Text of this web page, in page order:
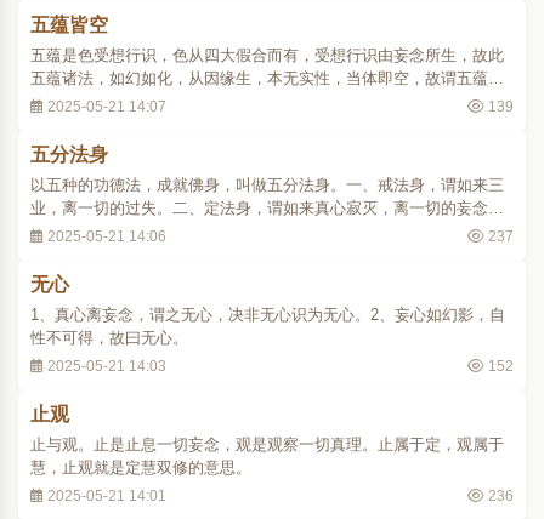
即回心返照能观的心，知能观的心是虚妄无实的..
五蕴皆空
五蕴是色受想行识，色从四大假合而有，受想行识由妄念所生，故此
五蕴诸法，如幻如化，从因缘生，本无实性，当体即空，故谓五蕴皆
空。大庄严经说：色如聚沫，受如水泡，想如阳焰，行如芭蕉，识如
2025-05-21 14:07 139
五分法身
以五种的功德法，成就佛身，叫做五分法身。一、戒法身，谓如来三
业，离一切的过失。二、定法身，谓如来真心寂灭，离一切的妄念。
三、慧法身，谓如来真智圆明，通达诸法的性相。四、解脱法身，谓
自己实已解脱的智慧。..
2025-05-21 14:06 237
无心
1、真心离妄念，谓之无心，决非无心识为无心。2、妄心如幻影，自
性不可得，故曰无心。
2025-05-21 14:03 152
止观
止与观。止是止息一切妄念，观是观察一切真理。止属于定，观属于
慧，止观就是定慧双修的意思。
2025-05-21 14:01 236